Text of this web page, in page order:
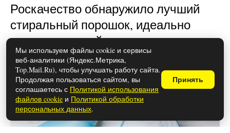
Роскачество обнаружило лучший
стиральный порошок, идеально
отстирывающий пятна: список
опубликован
Мы используем файлы cookie и сервисы
веб-аналитики (Яндекс.Метрика,
Top.Mail.Ru), чтобы улучшать работу сайта.
Продолжая пользоваться сайтом, вы
соглашаетесь с Политикой использования
файлов cookie и Политикой обработки
персональных данных.
Принять